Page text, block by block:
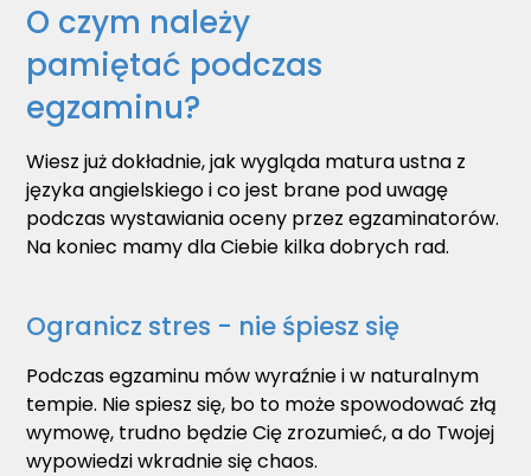
O czym należy
pamiętać podczas
egzaminu?
Wiesz już dokładnie, jak wygląda matura ustna z
języka angielskiego i co jest brane pod uwagę
podczas wystawiania oceny przez egzaminatorów.
Na koniec mamy dla Ciebie kilka dobrych rad.
Ogranicz stres - nie śpiesz się
Podczas egzaminu mów wyraźnie i w naturalnym
tempie. Nie spiesz się, bo to może spowodować złą
wymowę, trudno będzie Cię zrozumieć, a do Twojej
wypowiedzi wkradnie się chaos.